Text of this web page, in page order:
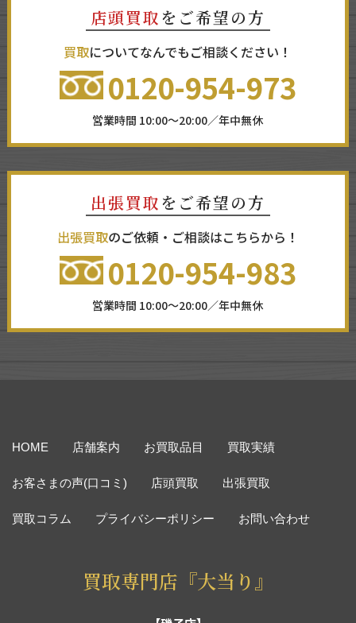
店頭買取 をご希望の方
買取についてなんでもご相談ください！
0120-954-973
営業時間 10:00～20:00／年中無休
出張買取 をご希望の方
出張買取のご依頼・ご相談はこちらから！
0120-954-983
営業時間 10:00～20:00／年中無休
HOME 店舗案内 お買取品目 買取実績
お客さまの声(口コミ) 店頭買取 出張買取
買取コラム プライバシーポリシー お問い合わせ
買取専門店『大当り』